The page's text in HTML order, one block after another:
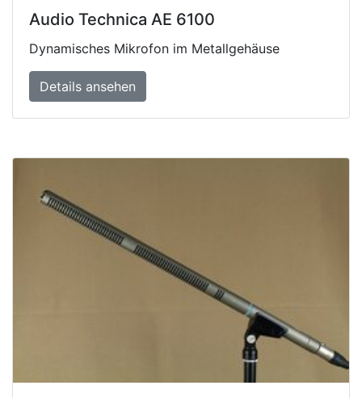
Audio Technica AE 6100
Dynamisches Mikrofon im Metallgehäuse
Details ansehen